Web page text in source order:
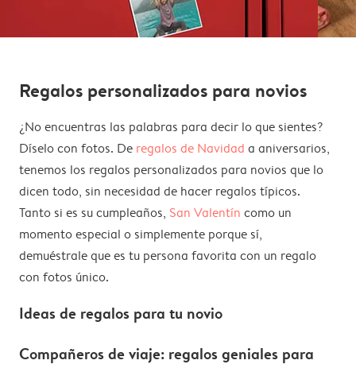
Regalos personalizados para novios
¿No encuentras las palabras para decir lo que sientes?
Díselo con fotos. De regalos de Navidad a aniversarios,
tenemos los regalos personalizados para novios que lo
dicen todo, sin necesidad de hacer regalos típicos.
Tanto si es su cumpleaños, San Valentín como un
momento especial o simplemente porque sí,
demuéstrale que es tu persona favorita con un regalo
con fotos único.
Ideas de regalos para tu novio
Compañeros de viaje: regalos geniales para